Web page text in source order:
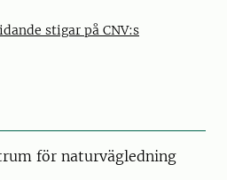
stigar på CNV:s
för naturvägledning